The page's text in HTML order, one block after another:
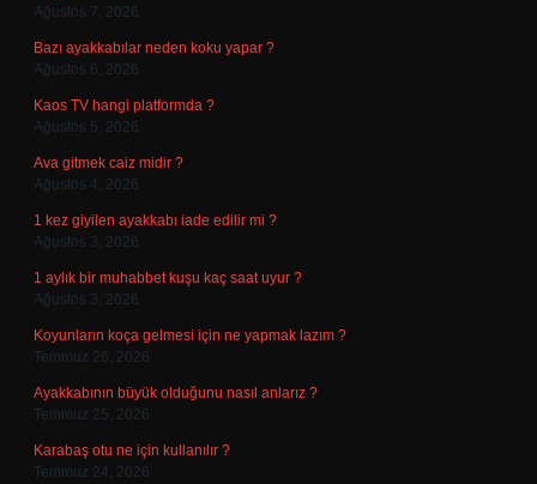
Ağustos 7, 2026
Bazı ayakkabılar neden koku yapar ?
Ağustos 6, 2026
Kaos TV hangi platformda ?
Ağustos 5, 2026
Ava gitmek caiz midir ?
Ağustos 4, 2026
1 kez giyilen ayakkabı iade edilir mi ?
Ağustos 3, 2026
1 aylık bir muhabbet kuşu kaç saat uyur ?
Ağustos 3, 2026
Koyunların koça gelmesi için ne yapmak lazım ?
Temmuz 26, 2026
Ayakkabının büyük olduğunu nasıl anlarız ?
Temmuz 25, 2026
Karabaş otu ne için kullanılır ?
Temmuz 24, 2026